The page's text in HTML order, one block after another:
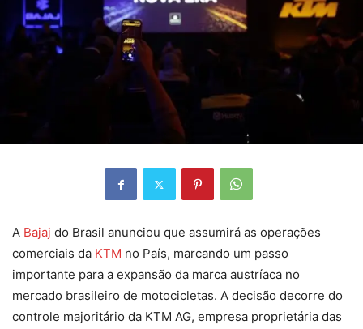
A Bajaj do Brasil anunciou que assumirá as operações
comerciais da KTM no País, marcando um passo
importante para a expansão da marca austríaca no
mercado brasileiro de motocicletas. A decisão decorre do
controle majoritário da KTM AG, empresa proprietária das